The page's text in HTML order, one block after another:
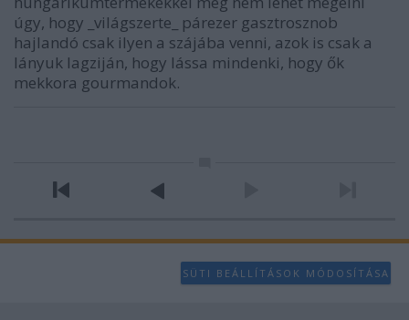
úgy, hogy _világszerte_ párezer gasztrosznob
hajlandó csak ilyen a szájába venni, azok is csak a
lányuk lagziján, hogy lássa mindenki, hogy ők
mekkora gourmandok.
SÜTI BEÁLLÍTÁSOK MÓDOSÍTÁSA